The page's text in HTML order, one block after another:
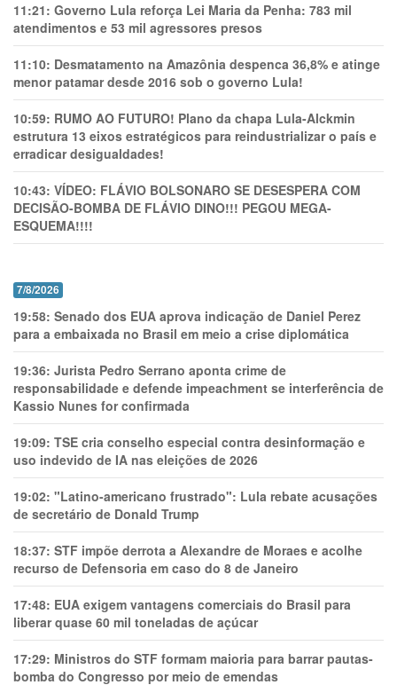
11:21: Governo Lula reforça Lei Maria da Penha: 783 mil
atendimentos e 53 mil agressores presos
11:10: Desmatamento na Amazônia despenca 36,8% e atinge
menor patamar desde 2016 sob o governo Lula!
10:59: RUMO AO FUTURO! Plano da chapa Lula-Alckmin
estrutura 13 eixos estratégicos para reindustrializar o país e
erradicar desigualdades!
10:43: VÍDEO: FLÁVIO BOLSONARO SE DESESPERA COM
DECISÃO-BOMBA DE FLÁVIO DINO!!! PEGOU MEGA-
ESQUEMA!!!!
7/8/2026
19:58: Senado dos EUA aprova indicação de Daniel Perez
para a embaixada no Brasil em meio a crise diplomática
19:36: Jurista Pedro Serrano aponta crime de
responsabilidade e defende impeachment se interferência de
Kassio Nunes for confirmada
19:09: TSE cria conselho especial contra desinformação e
uso indevido de IA nas eleições de 2026
19:02: "Latino-americano frustrado": Lula rebate acusações
de secretário de Donald Trump
18:37: STF impõe derrota a Alexandre de Moraes e acolhe
recurso de Defensoria em caso do 8 de Janeiro
17:48: EUA exigem vantagens comerciais do Brasil para
liberar quase 60 mil toneladas de açúcar
17:29: Ministros do STF formam maioria para barrar pautas-
bomba do Congresso por meio de emendas